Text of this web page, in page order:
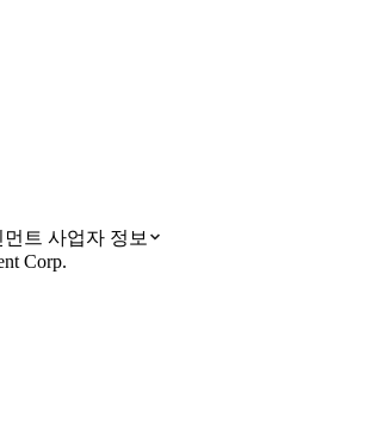
트 사업자 정보
Corp.